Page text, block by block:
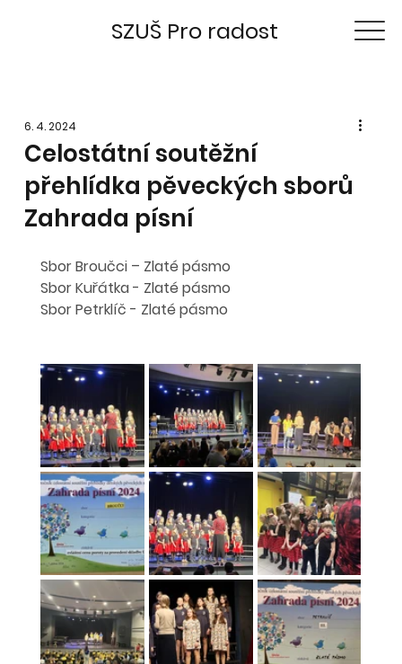
SZUŠ Pro radost
Celostátní soutěžní
přehlídka pěveckých sborů
Zahrada písní
6. 4. 2024
Sbor Broučci – Zlaté pásmo
Sbor Kuřátka - Zlaté pásmo
Sbor Petrklíč - Zlaté pásmo